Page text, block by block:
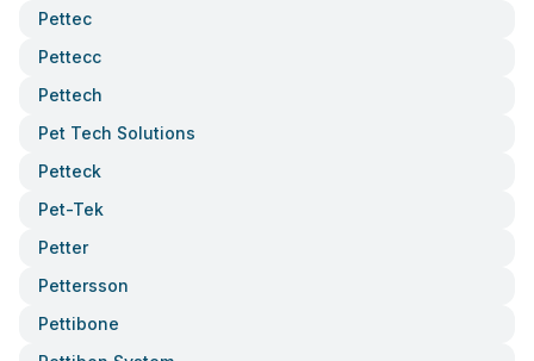
Pettec
Pettecc
Pettech
Pet Tech Solutions
Petteck
Pet-Tek
Petter
Pettersson
Pettibone